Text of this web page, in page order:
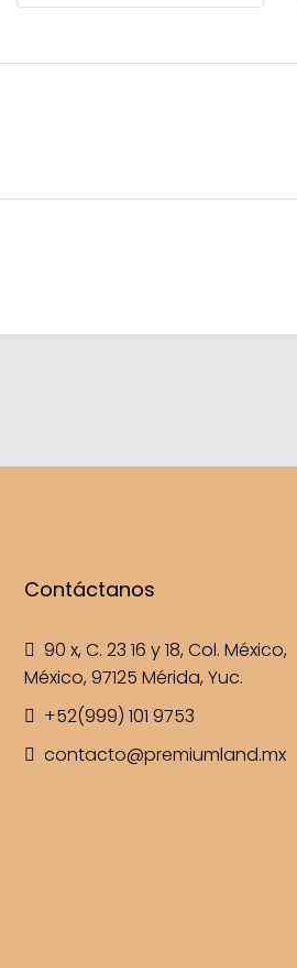
Contáctanos
90 x, C. 23 16 y 18, Col. México,
México, 97125 Mérida, Yuc.
+52(999) 101 9753
contacto@premiumland.mx